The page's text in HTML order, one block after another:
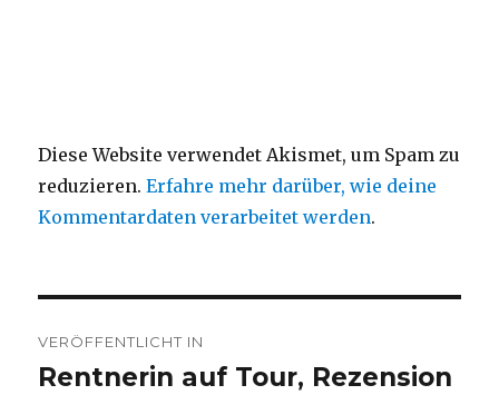
Diese Website verwendet Akismet, um Spam zu
reduzieren.Erfahre mehr darüber, wie deine
Kommentardaten verarbeitet werden.
VERÖFFENTLICHT IN
Rentnerin auf Tour, Rezension